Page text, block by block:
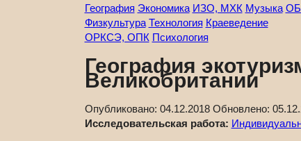
География Экономика ИЗО, МХК Музыка
Физкультура Технология Краеведение
ОРКСЭ, ОПК Психология
География
Великобритании
Опубликовано: 04.12.2018 Обновлено:
Исследовательская работа: